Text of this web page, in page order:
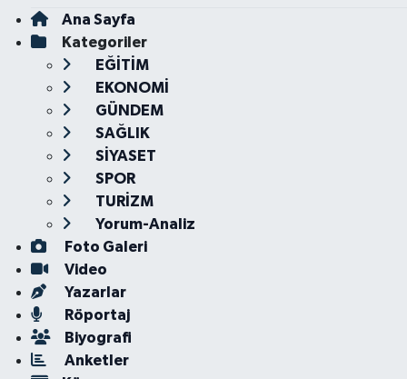
Ana Sayfa
Kategoriler
EĞİTİM
EKONOMİ
GÜNDEM
SAĞLIK
SİYASET
SPOR
TURİZM
Yorum-Analiz
Foto Galeri
Video
Yazarlar
Röportaj
Biyografi
Anketler